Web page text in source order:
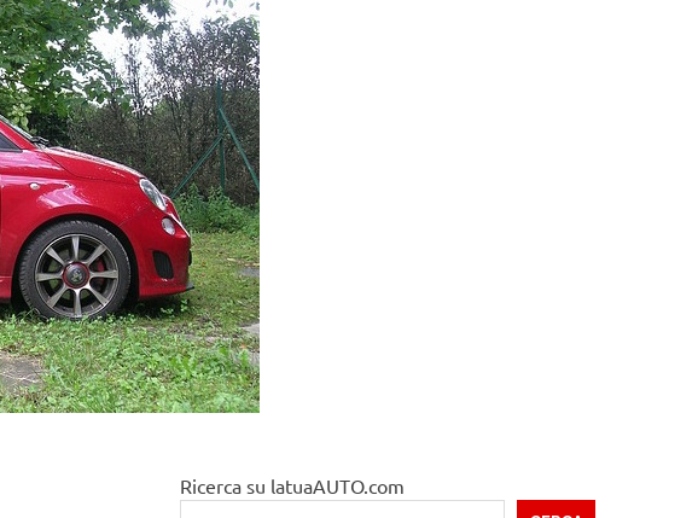
Ricerca su latuaAUTO.com